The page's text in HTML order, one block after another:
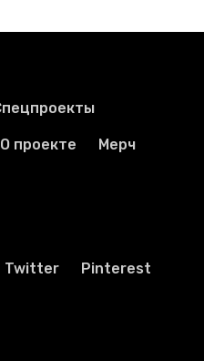
О проекте Мерч
Twitter Pinterest